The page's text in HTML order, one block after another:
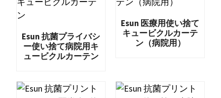
Esun 抗菌プライバシ
ー使い捨て病院用キ
ュービクルカーテン
Esun 医療用使い捨て
キュービクルカーテ
ン（病院用）